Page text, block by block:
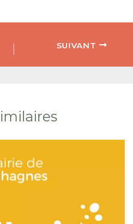
SUIVANT